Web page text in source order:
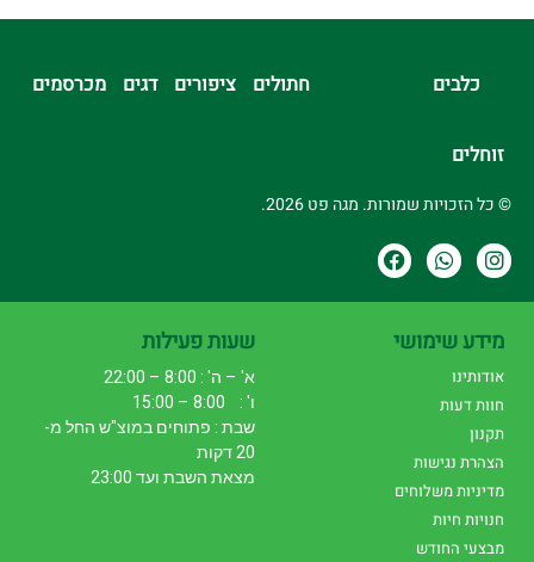
כלבים חתולים ציפורים דגים מכרסמים
זוחלים
© כל הזכויות שמורות. מגה פט 2026.
מידע שימושי
אודותינו
חוות דעות
תקנון
הצהרת נגישות
מדיניות משלוחים
חנויות חיות
מבצעי החודש
שעות פעילות
א' – ה' : 8:00 – 22:00
ו' : 8:00 – 15:00
שבת : פתוחים במוצ"ש החל מ-
20 דקות
מצאת השבת ועד 23:00